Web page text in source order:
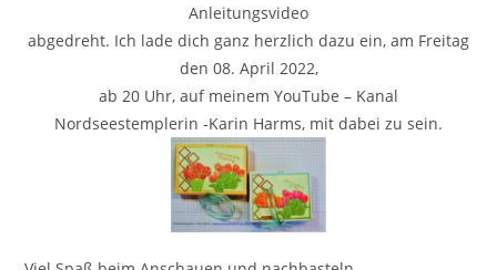
Anleitungsvideo
abgedreht. Ich lade dich ganz herzlich dazu ein, am Freitag
den 08. April 2022,
ab 20 Uhr, auf meinem YouTube – Kanal
Nordseestemplerin -Karin Harms, mit dabei zu sein.